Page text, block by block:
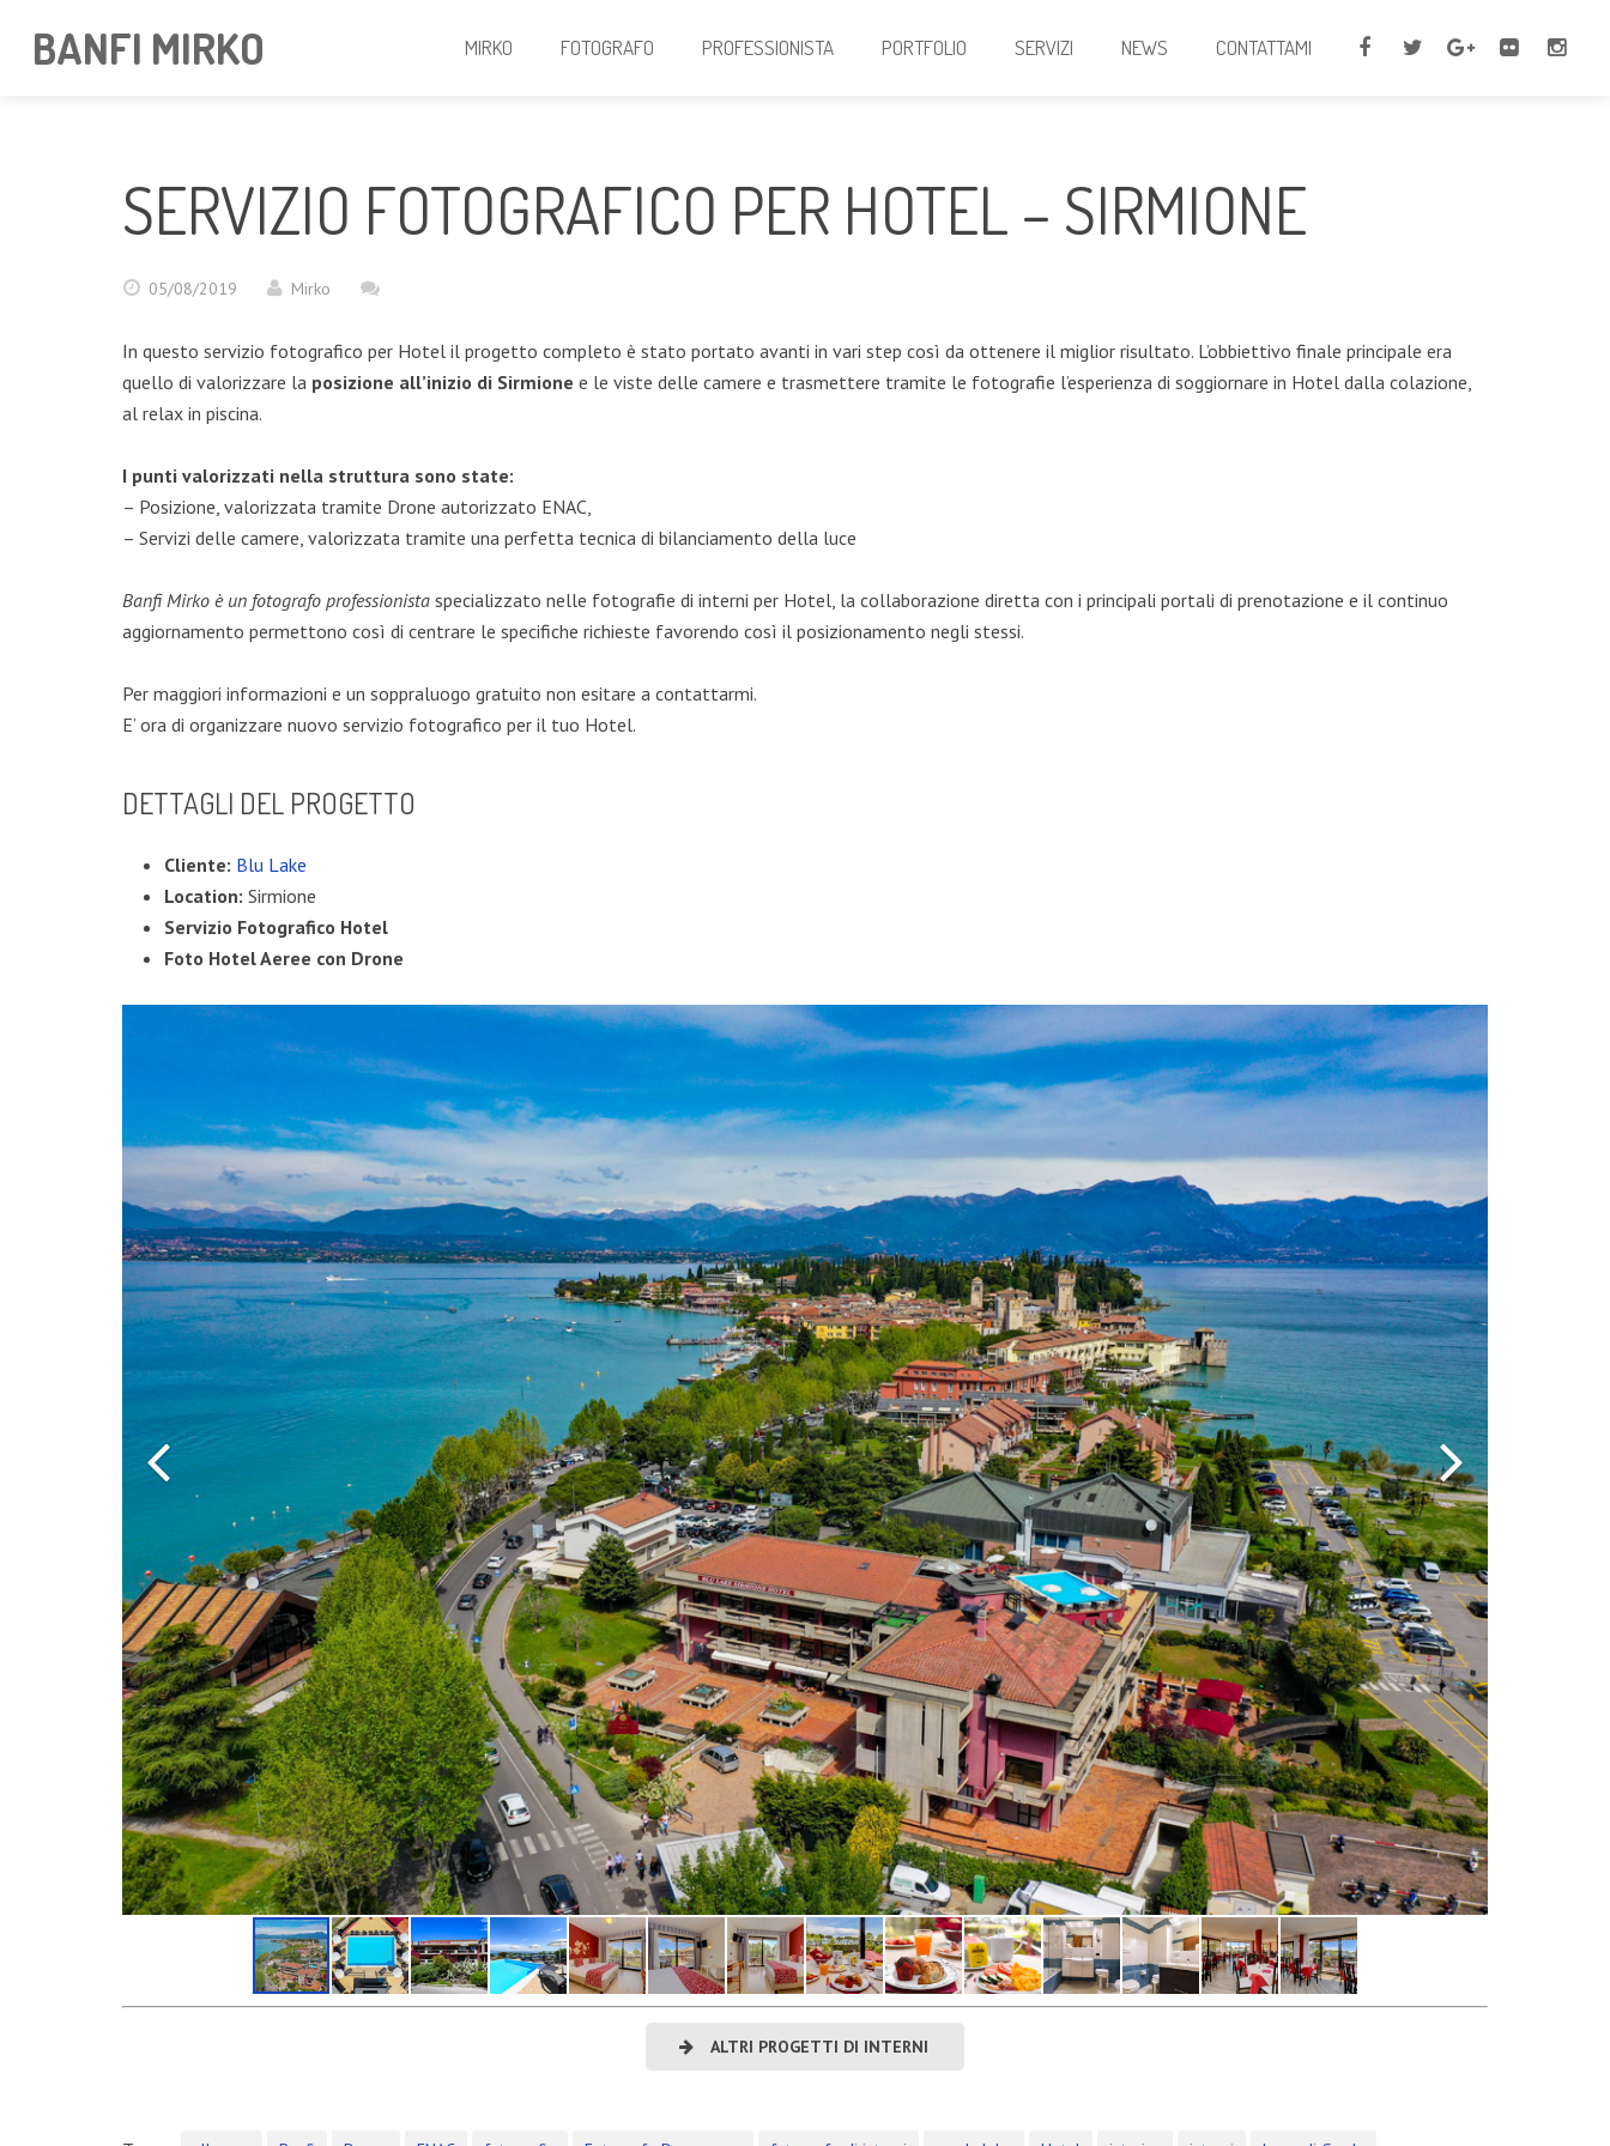
BANFI MIRKO MIRKO FOTOGRAFO PROFESSIONISTA PORTFOLIO SERVIZI NEWS CONTATTAMI
SERVIZIO FOTOGRAFICO PER HOTEL – SIRMIONE
05/08/2019 Mirko
In questo servizio fotografico per Hotel il progetto completo è stato portato avanti in vari step così da ottenere il miglior risultato. L’obbiettivo finale principale era
quello di valorizzare la posizione all’inizio di Sirmione e le viste delle camere e trasmettere tramite le fotografie l’esperienza di soggiornare in Hotel dalla colazione,
al relax in piscina.
I punti valorizzati nella struttura sono state:
– Posizione, valorizzata tramite Drone autorizzato ENAC,
– Servizi delle camere, valorizzata tramite una perfetta tecnica di bilanciamento della luce
Banfi Mirko è un fotografo professionista specializzato nelle fotografie di interni per Hotel, la collaborazione diretta con i principali portali di prenotazione e il continuo
aggiornamento permettono così di centrare le specifiche richieste favorendo così il posizionamento negli stessi.
Per maggiori informazioni e un soppraluogo gratuito non esitare a contattarmi.
E’ ora di organizzare nuovo servizio fotografico per il tuo Hotel.
DETTAGLI DEL PROGETTO
Cliente: Blu Lake
Location: Sirmione
Servizio Fotografico Hotel
Foto Hotel Aeree con Drone
ALTRI PROGETTI DI INTERNI
INSTAGRAM